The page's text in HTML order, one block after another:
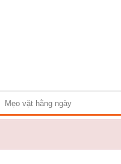
Mẹo vặt hằng ngày